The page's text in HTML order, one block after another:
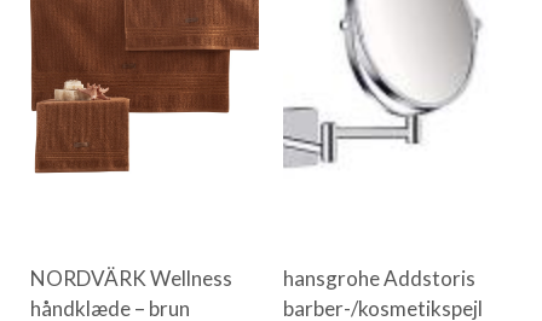
NORDVÄRK Wellness
håndklæde – brun
hansgrohe Addstoris
barber-/kosmetikspejl